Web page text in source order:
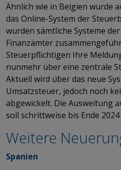
Ähnlich wie in Belgien wurde
das Online-System der
wurden sämtliche Systeme
Finanzämter
Steuerpflichtigen Ihre
nunmehr über eine zentrale
Aktuell wird über das neue
Umsatzsteuer, jedoch noch
abgewickelt. Die Ausweitung
soll schrittweise bis Ende
Weitere
Spanien